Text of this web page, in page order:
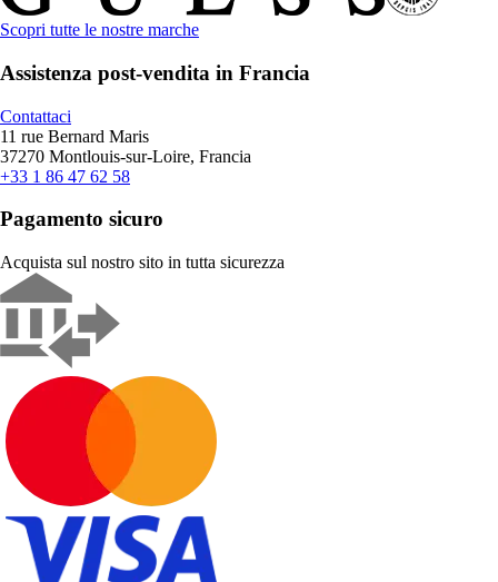
Scopri tutte le nostre marche
Assistenza post-vendita in Francia
Contattaci
11 rue Bernard Maris
37270 Montlouis-sur-Loire, Francia
+33 1 86 47 62 58
Pagamento sicuro
Acquista sul nostro sito in tutta sicurezza